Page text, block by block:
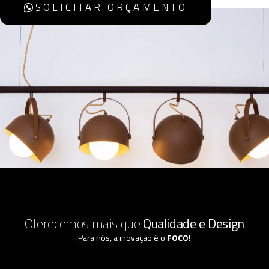
SOLICITAR ORÇAMENTO
Oferecemos mais queQualidade e Design
Para nós, a inovação é o FOCO!